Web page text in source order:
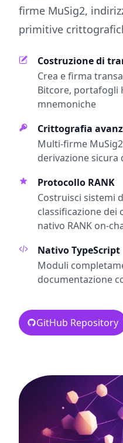
firme MuSig2,
primitive
Costruzione di
Crea e firma
Bitcore, portafogli
mnemoniche
Crittografia
Multi-firme
derivazione sicura
Protocollo RANK
Costruisci sistemi
classificazione
nativo RANK on-
Nativo TypeScript
Moduli
documentazione
GitHub Repository